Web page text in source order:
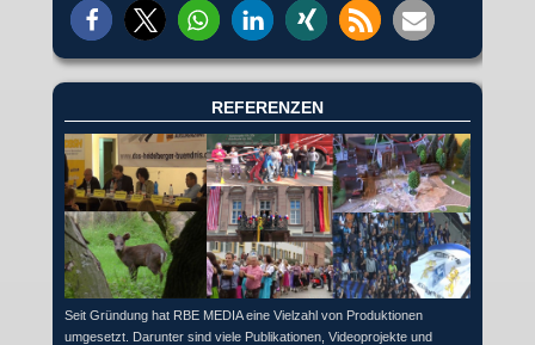
REFERENZEN
Seit Gründung hat RBE MEDIA eine Vielzahl von Produktionen
umgesetzt. Darunter sind viele Publikationen, Videoprojekte und